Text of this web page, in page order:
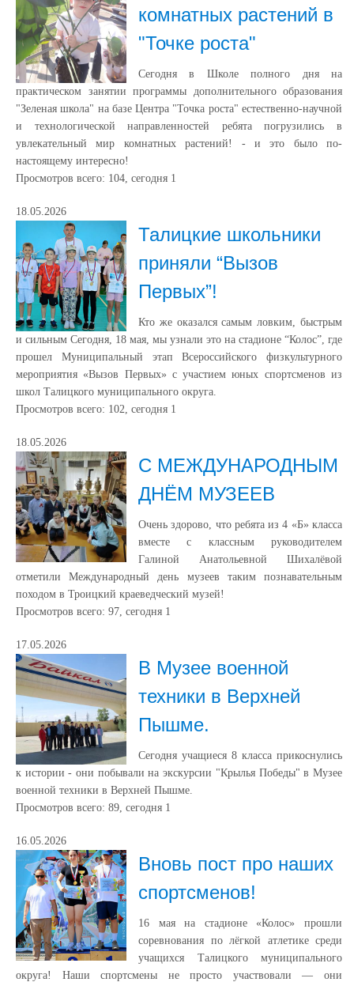
комнатных растений в
"Точке роста"
Сегодня в Школе полного дня на
практическом занятии программы дополнительного образования
"Зеленая школа" на базе Центра "Точка роста" естественно-научной
и технологической направленностей ребята погрузились в
увлекательный мир комнатных растений! - и это было по-
настоящему интересно!
Просмотров всего: 104, сегодня 1
18.05.2026
Талицкие школьники
приняли “Вызов
Первых”!
Кто же оказался самым ловким, быстрым
и сильным Сегодня, 18 мая, мы узнали это на стадионе “Колос”, где
прошел Муниципальный этап Всероссийского физкультурного
мероприятия «Вызов Первых» с участием юных спортсменов из
школ Талицкого муниципального округа.
Просмотров всего: 102, сегодня 1
18.05.2026
С МЕЖДУНАРОДНЫМ
ДНЁМ МУЗЕЕВ
Очень здорово, что ребята из 4 «Б» класса
вместе с классным руководителем
Галиной Анатольевной Шихалёвой
отметили Международный день музеев таким познавательным
походом в Троицкий краеведческий музей!
Просмотров всего: 97, сегодня 1
17.05.2026
В Музее военной
техники в Верхней
Пышме.
Сегодня учащиеся 8 класса прикоснулись
к истории - они побывали на экскурсии "Крылья Победы" в Музее
военной техники в Верхней Пышме.
Просмотров всего: 89, сегодня 1
16.05.2026
Вновь пост про наших
спортсменов!
16 мая на стадионе «Колос» прошли
соревнования по лёгкой атлетике среди
учащихся Талицкого муниципального
округа! Наши спортсмены не просто участвовали — они